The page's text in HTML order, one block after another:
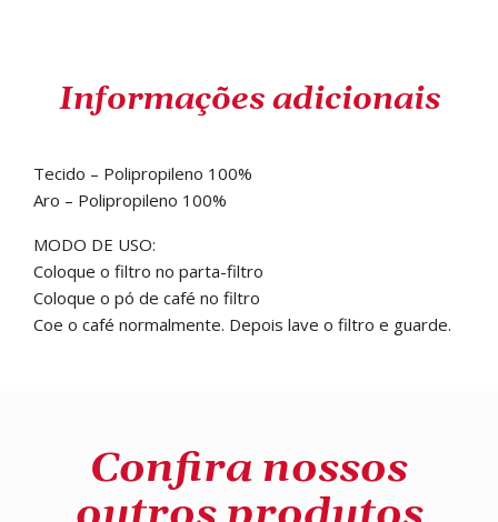
Informações adicionais
Tecido – Polipropileno 100%
Aro – Polipropileno 100%
MODO DE USO:
Coloque o filtro no parta-filtro
Coloque o pó de café no filtro
Coe o café normalmente. Depois lave o filtro e guarde.
Confira nossos